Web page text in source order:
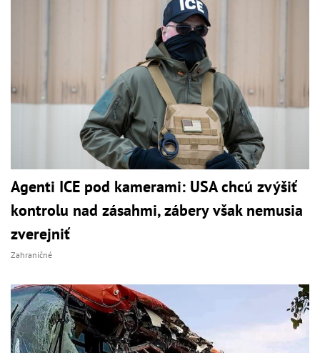
Agenti ICE pod kamerami: USA chcú zvýšiť
kontrolu nad zásahmi, zábery však nemusia
zverejniť
Zahraničné